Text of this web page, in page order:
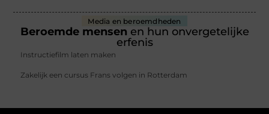
Media en beroemdheden
Beroemde mensen en hun onvergetelijke
erfenis
Instructiefilm laten maken
Zakelijk een cursus Frans volgen in Rotterdam